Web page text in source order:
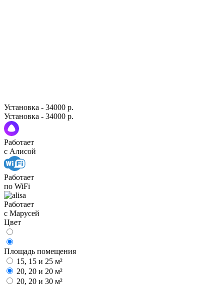
Установка - 34000 р.
Установка - 34000 р.
Работает
с Алисой
Работает
по WiFi
Работает
с Марусей
Цвет
Площадь помещения
15, 15 и 25 м²
20, 20 и 20 м²
20, 20 и 30 м²